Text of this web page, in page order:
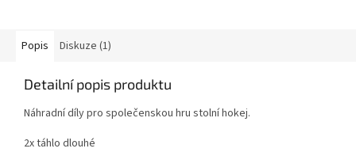
Popis Diskuze (1)
Detailní popis produktu
Náhradní díly pro společenskou hru stolní hokej.
2x táhlo dlouhé